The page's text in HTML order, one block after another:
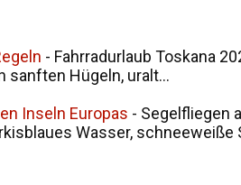
- Fahrradurlaub Toskana
sanften Hügeln, uralt...
Inseln Europas - Segelfliegen
Wasser, schneeweiße